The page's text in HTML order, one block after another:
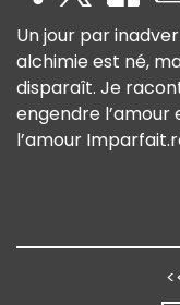
Un jour par
alchimie est né,
disparaît. Je
engendre l’amour
l’amour